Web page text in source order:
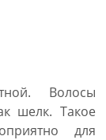
Волосы
шелк. Такое
для